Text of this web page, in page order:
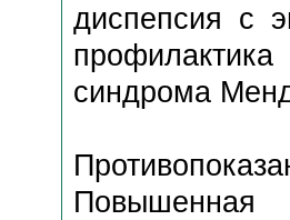
диспепсия с
профилактика
синдрома
Повышенная